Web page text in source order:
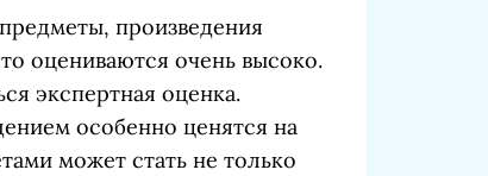
произведения
оцениваются очень высоко.
экспертная оценка.
особенно ценятся на
может стать не только